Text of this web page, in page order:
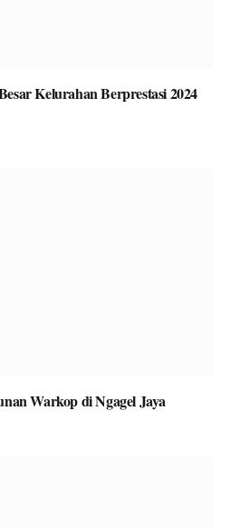
Kelurahan Berprestasi 2024
Warkop di Ngagel Jaya